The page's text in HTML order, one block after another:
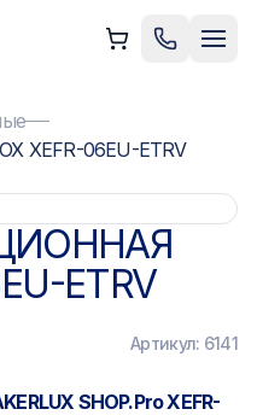
Позвонить
XEFR-06EU-ETRV
ETRV
Артикул: 6141
SHOP.Pro XEFR-